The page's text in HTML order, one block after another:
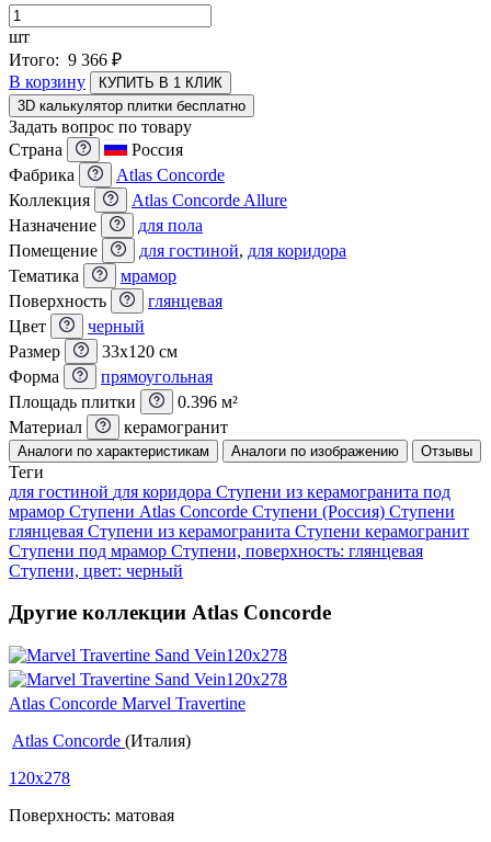
шт
Итого: 9 366 ₽
В корзину
КУПИТЬ В 1 КЛИК
3D калькулятор плитки бесплатно
Задать вопрос по товару
Страна
Россия
Фабрика
Atlas Concorde
Коллекция
Atlas Concorde Allure
Назначение
для пола
Помещение
для гостиной, для коридора
Тематика
мрамор
Поверхность
глянцевая
Цвет
черный
Размер
33x120 см
Форма
прямоугольная
Площадь плитки
0.396 м²
Материал
керамогранит
Аналоги по характеристикам Аналоги по изображению Отзывы
Теги
для гостиной для коридора Ступени из керамогранита под
мрамор Ступени Atlas Concorde Ступени (Россия) Ступени
глянцевая Ступени из керамогранита Ступени керамогранит
Ступени под мрамор Ступени, поверхность: глянцевая
Ступени, цвет: черный
Другие коллекции Atlas Concorde
Atlas Concorde Marvel Travertine
Atlas Concorde (Италия)
120x278
Поверхность: матовая